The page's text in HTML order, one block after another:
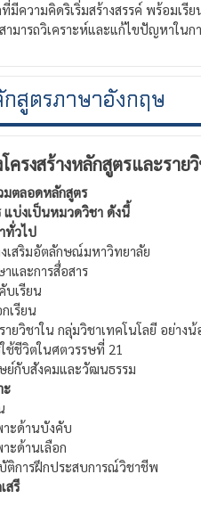
มคิดริเริ่มสร้างสรรค์ พร้อมเรียน
มารถวิเคราะห์และแก้ไขปัญหาในก
กสูตรภาษาอังกฤษ
ครงสร้างหลักสูตรและราย
มตลอดหลักสูตร
แบ่งเป็นหมวดวิชา ดังนี้
ทั่วไป
สริมอัตลักษณ์มหาวิทยาลัย
ละการสื่อสาร
เรียน
รียน
ชาใน กลุ่มวิชาเทคโนโลยี อย่างน้
ชีวิตในศตวรรษที่ 21
กับสังคมและวัฒนธรรม
ะ
ะด้านบังคับ
ะด้านเลือก
การฝึกประสบการณ์วิชาชีพ
สรี